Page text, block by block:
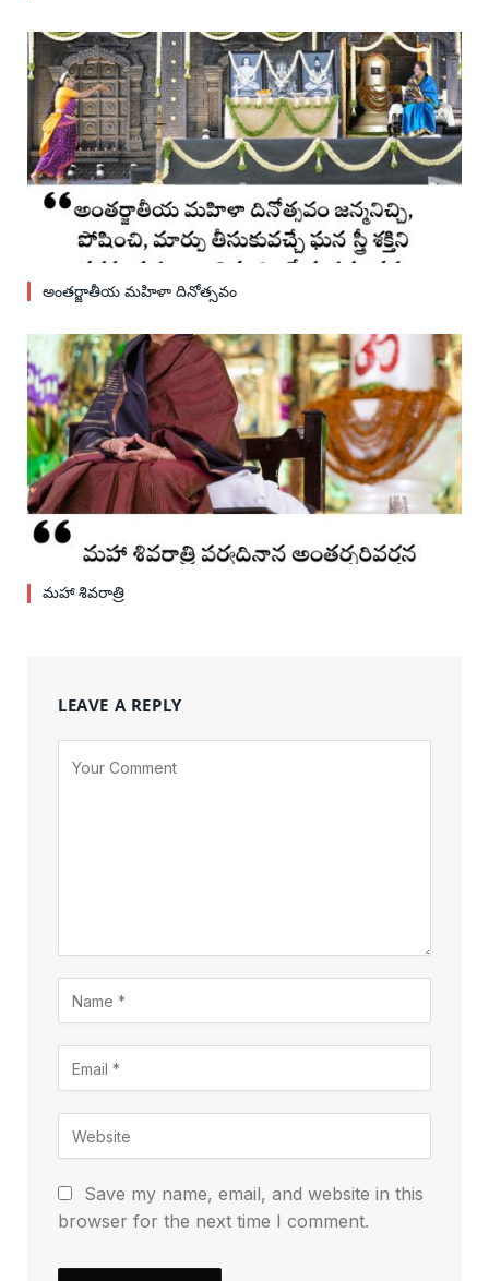
అంతర్జాతీయ మహిళా దినోత్సవం
మహా శివరాత్రి
LEAVE A REPLY
Save my name, email, and website in this
browser for the next time I comment.